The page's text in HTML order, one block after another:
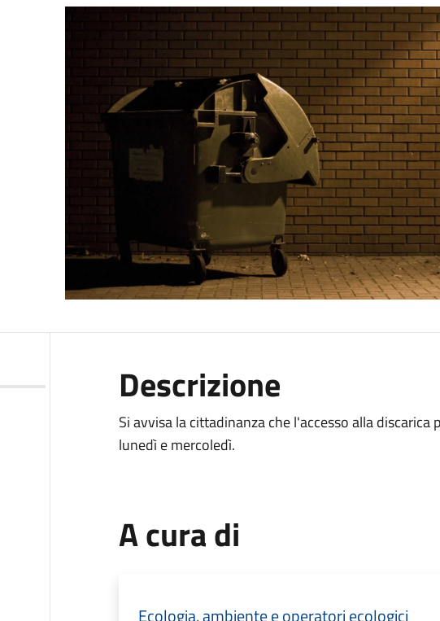
Descrizione
Si avvisa la cittadinanza che l'accesso alla
lunedì e mercoledì.
A cura di
Ecologia, ambiente e operatori ecologici